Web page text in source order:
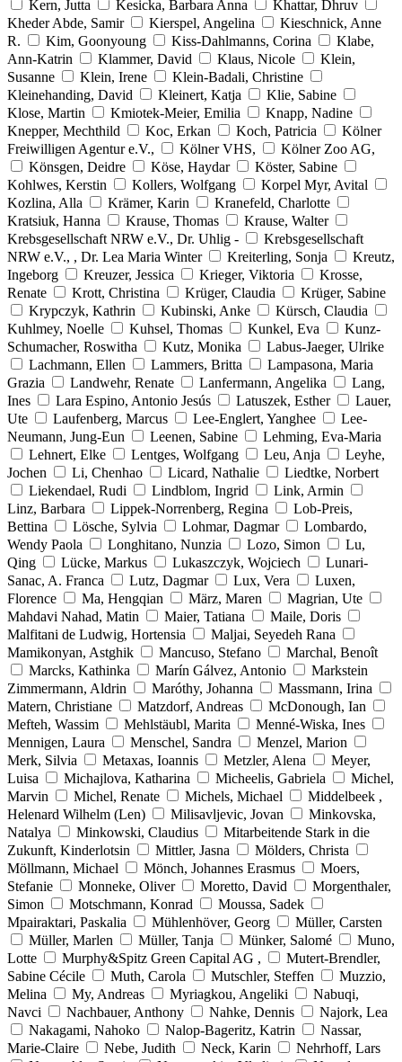
Kern, Jutta Kesicka, Barbara Anna
Khattar, Dhruv
Kheder Abde, Samir
Kierspel, Angelina
Kieschnick, Anne
R.
Kim, Goonyoung Kiss-Dahlmanns, Corina
Klabe,
Ann-Katrin
Klammer, David Klaus, Nicole
Klein,
Susanne
Klein, Irene
Klein-Badali, Christine
Kleinehanding, David
Kleinert, Katja
Klie, Sabine
Klose, Martin
Kmiotek-Meier, Emilia
Knapp, Nadine
Knepper, Mechthild
Koc, Erkan Koch, Patricia
Kölner
Freiwilligen Agentur e.V.,
Kölner VHS,
Kölner Zoo AG,
Könsgen, Deidre
Köse, Haydar
Köster, Sabine
Kohlwes, Kerstin
Kollers, Wolfgang
Korpel Myr, Avital
Kozlina, Alla
Krämer, Karin
Kranefeld, Charlotte
Kratsiuk, Hanna
Krause, Thomas
Krause, Walter
Krebsgesellschaft NRW e.V., Dr. Uhlig -
Krebsgesellschaft
NRW e.V., , Dr. Lea Maria Winter
Kreiterling, Sonja
Kreutz,
Ingeborg
Kreuzer, Jessica Krieger, Viktoria
Krosse,
Renate
Krott, Christina Krüger, Claudia
Krüger, Sabine
Krypczyk, Kathrin
Kubinski, Anke
Kürsch, Claudia
Kuhlmey, Noelle
Kuhsel, Thomas Kunkel, Eva
Kunz-
Schumacher, Roswitha
Kutz, Monika
Labus-Jaeger, Ulrike
Lachmann, Ellen
Lammers, Britta
Lampasona, Maria
Grazia
Landwehr, Renate Lanfermann, Angelika
Lang,
Ines
Lara Espino, Antonio Jesús Latuszek, Esther
Lauer,
Ute
Laufenberg, Marcus Lee-Englert, Yanghee
Lee-
Neumann, Jung-Eun
Leenen, Sabine
Lehming, Eva-Maria
Lehnert, Elke
Lentges, Wolfgang Leu, Anja
Leyhe,
Jochen
Li, Chenhao Licard, Nathalie
Liedtke, Norbert
Liekendael, Rudi
Lindblom, Ingrid
Link, Armin
Linz, Barbara
Lippek-Norrenberg, Regina
Lob-Preis,
Bettina
Lösche, Sylvia Lohmar, Dagmar
Lombardo,
Wendy Paola
Longhitano, Nunzia Lozo, Simon
Lu,
Qing
Lücke, Markus Lukaszczyk, Wojciech
Lunari-
Sanac, A. Franca
Lutz, Dagmar Lux, Vera
Luxen,
Florence
Ma, Hengqian März, Maren
Magrian, Ute
Mahdavi Nahad, Matin
Maier, Tatiana
Maile, Doris
Malfitani de Ludwig, Hortensia
Maljai, Seyedeh Rana
Mamikonyan, Astghik
Mancuso, Stefano
Marchal, Benoît
Marcks, Kathinka
Marín Gálvez, Antonio
Markstein
Zimmermann, Aldrin
Maróthy, Johanna
Massmann, Irina
Matern, Christiane
Matzdorf, Andreas
McDonough, Ian
Mefteh, Wassim
Mehlstäubl, Marita
Menné-Wiska, Ines
Mennigen, Laura
Menschel, Sandra
Menzel, Marion
Merk, Silvia
Metaxas, Ioannis Metzler, Alena
Meyer,
Luisa
Michajlova, Katharina Micheelis, Gabriela
Michel,
Marvin
Michel, Renate Michels, Michael
Middelbeek ,
Helenard Wilhelm (Len)
Milisavljevic, Jovan
Minkovska,
Natalya
Minkowski, Claudius
Mitarbeitende Stark in die
Zukunft, Kinderlotsin
Mittler, Jasna
Mölders, Christa
Möllmann, Michael
Mönch, Johannes Erasmus
Moers,
Stefanie
Monneke, Oliver Moretto, David
Morgenthaler,
Simon
Motschmann, Konrad
Moussa, Sadek
Mpairaktari, Paskalia
Mühlenhöver, Georg
Müller, Carsten
Müller, Marlen
Müller, Tanja Münker, Salomé
Muno,
Lotte
Murphy&Spitz Green Capital AG ,
Mutert-Brendler,
Sabine Cécile
Muth, Carola Mutschler, Steffen
Muzzio,
Melina
My, Andreas Myriagkou, Angeliki
Nabuqi,
Navci
Nachbauer, Anthony Nahke, Dennis
Najork, Lea
Nakagami, Nahoko
Nalop-Bageritz, Katrin
Nassar,
Marie-Claire
Nebe, Judith Neck, Karin
Nehrhoff, Lars